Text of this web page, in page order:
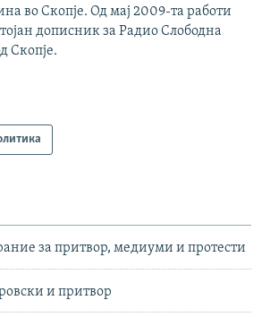
во Скопје. Од мај 2009-та работи
дописник за Радио Слободна
Скопје.
за притвор, медиуми и протести
и притвор